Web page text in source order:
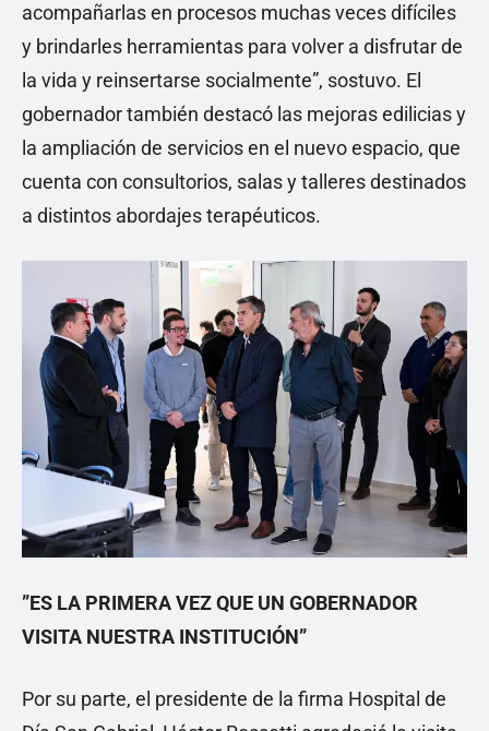
acompañarlas en procesos muchas veces difíciles
y brindarles herramientas para volver a disfrutar de
la vida y reinsertarse socialmente”, sostuvo. El
gobernador también destacó las mejoras edilicias y
la ampliación de servicios en el nuevo espacio, que
cuenta con consultorios, salas y talleres destinados
a distintos abordajes terapéuticos.
”ES LA PRIMERA VEZ QUE UN GOBERNADOR
VISITA NUESTRA INSTITUCIÓN”
Por su parte, el presidente de la firma Hospital de